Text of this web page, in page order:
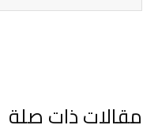
مقالات ذات صلة